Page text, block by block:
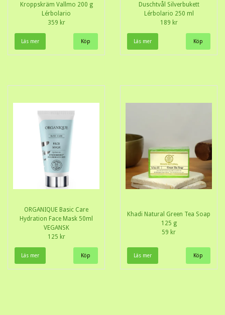
Kroppskräm Vallmo 200 g
Lérbolario
359 kr
Läs mer
Duschtvål Silverbukett
Lérbolario 250 ml
189 kr
Läs mer
ORGANIQUE Basic Care
Hydration Face Mask 50ml
VEGANSK
125 kr
Läs mer
Khadi Natural Green Tea Soap
125 g
59 kr
Läs mer